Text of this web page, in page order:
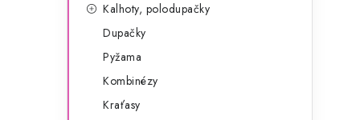
Kalhoty, polodupačky
Dupačky
Pyžama
Kombinézy
Kraťasy